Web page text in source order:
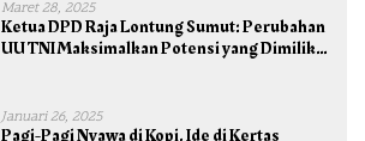
Maret 28, 2025
Ketua DPD Raja Lontung Sumut: Perubahan
UU TNI Maksimalkan Potensi yang Dimiliki
Januari 26, 2025
Pagi-Pagi Nyawa di Kopi, Ide di Kertas